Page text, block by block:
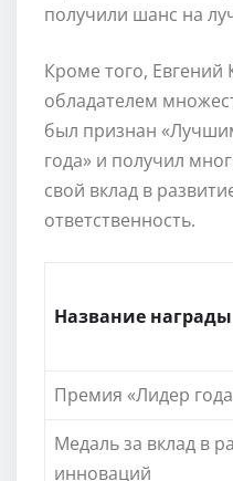
получили шанс на
Кроме того, Евгений
обладателем
был признан
года» и получил
свой вклад в
ответственность.
Название награды
Премия «Лидер
Медаль за вклад в
инноваций